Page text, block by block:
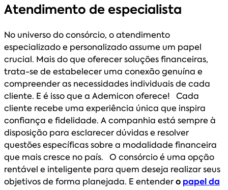
Atendimento de especialista
No universo do consórcio, o atendimento
especializado e personalizado assume um papel
crucial. Mais do que oferecer soluções financeiras,
trata-se de estabelecer uma conexão genuína e
compreender as necessidades individuais de cada
cliente. E é isso que a Ademicon oferece! Cada
cliente recebe uma experiência única que inspira
confiança e fidelidade. A companhia está sempre à
disposição para esclarecer dúvidas e resolver
questões específicas sobre a modalidade financeira
que mais cresce no país. O consórcio é uma opção
rentável e inteligente para quem deseja realizar seus
objetivos de forma planejada. E entendero papel da